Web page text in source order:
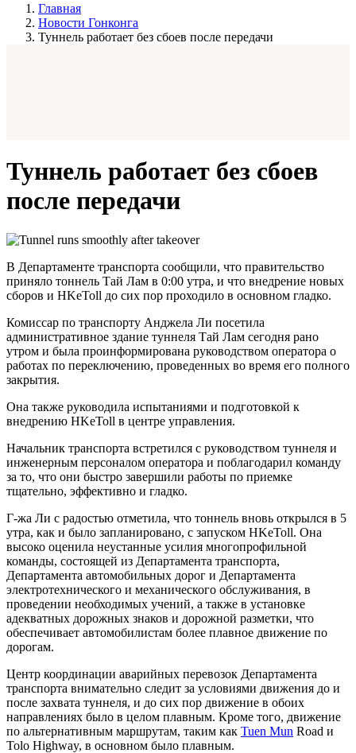
Главная
Новости Гонконга
Туннель работает без сбоев после передачи
Туннель работает без сбоев
после передачи
В Департаменте транспорта сообщили, что правительство
приняло тоннель Тай Лам в 0:00 утра, и что внедрение новых
сборов и HKeToll до сих пор проходило в основном гладко.
Комиссар по транспорту Анджела Ли посетила
административное здание туннеля Тай Лам сегодня рано
утром и была проинформирована руководством оператора о
работах по переключению, проведенных во время его полного
закрытия.
Она также руководила испытаниями и подготовкой к
внедрению HKeToll в центре управления.
Начальник транспорта встретился с руководством туннеля и
инженерным персоналом оператора и поблагодарил команду
за то, что они быстро завершили работы по приемке
тщательно, эффективно и гладко.
Г-жа Ли с радостью отметила, что тоннель вновь открылся в 5
утра, как и было запланировано, с запуском HKeToll. Она
высоко оценила неустанные усилия многопрофильной
команды, состоящей из Департамента транспорта,
Департамента автомобильных дорог и Департамента
электротехнического и механического обслуживания, в
проведении необходимых учений, а также в установке
адекватных дорожных знаков и дорожной разметки, что
обеспечивает автомобилистам более плавное движение по
дорогам.
Центр координации аварийных перевозок Департамента
транспорта внимательно следит за условиями движения до и
после захвата туннеля, и до сих пор движение в обоих
направлениях было в целом плавным. Кроме того, движение
по альтернативным маршрутам, таким как Tuen Mun Road и
Tolo Highway, в основном было плавным.